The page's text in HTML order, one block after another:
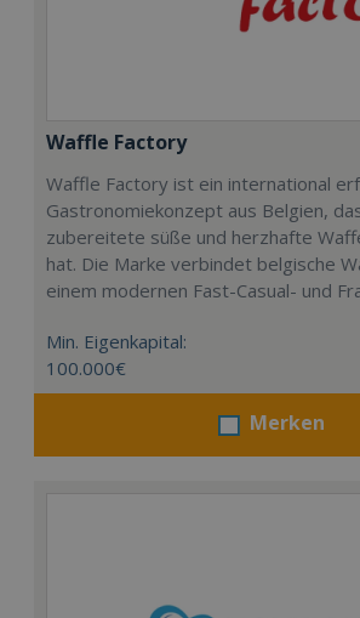
Waffle Factory
Waffle Factory ist ein international
Gastronomiekonzept aus Belgien,
zubereitete süße und herzhafte
hat. Die Marke verbindet belgische
einem modernen Fast-Casual- und
Min. Eigenkapital:
100.000€
Merken